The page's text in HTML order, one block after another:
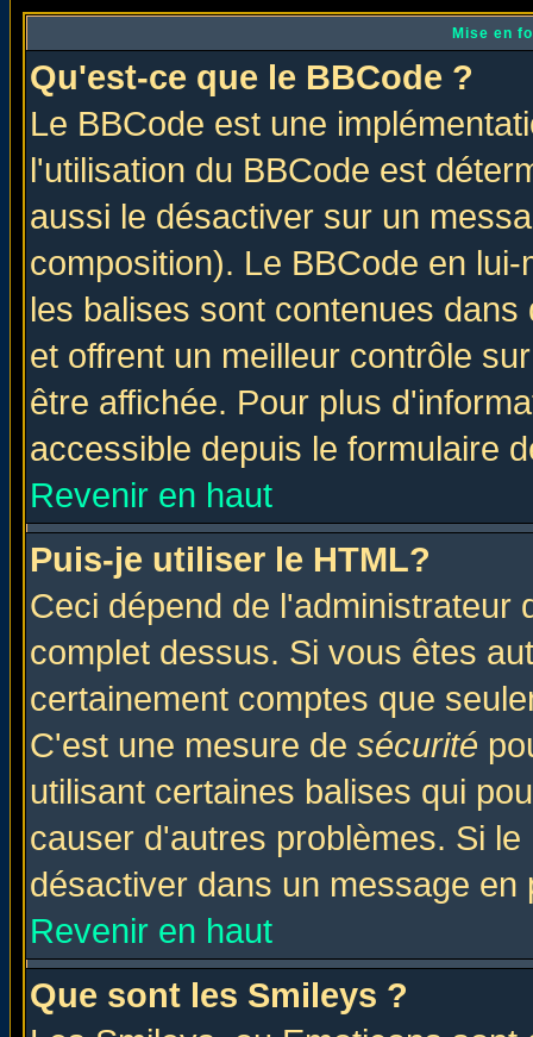
Mise en
Qu'est-ce que le BBCode ?
Le BBCode est une
l'utilisation du BBCode est
aussi le désactiver sur un
composition). Le BBCode en
les balises sont contenues
et offrent un meilleur contrôle
être affichée. Pour plus
accessible depuis le formulaire
Revenir en haut
Puis-je utiliser le HTML?
Ceci dépend de l'administrateur
complet dessus. Si vous êtes
certainement comptes que
C'est une mesure de sécurité
utilisant certaines balises qui
causer d'autres problèmes. Si
désactiver dans un message
Revenir en haut
Que sont les Smileys ?